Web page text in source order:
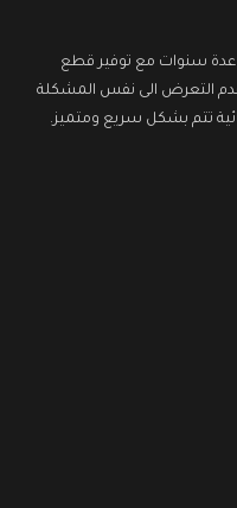
عدة سنوات مع توفير قطع
التعرض الى نفس المشكلة
تتم بشكل سريع ومتميز.